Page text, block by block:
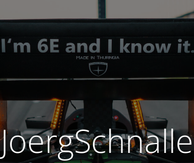
JoergSchnalle